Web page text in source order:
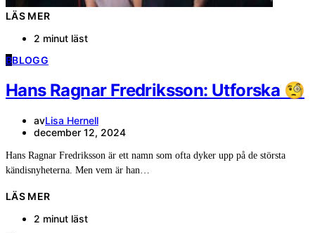
LÄS MER
2 minut läst
BBLOGG
Hans Ragnar Fredriksson: Utforska 🧐
avLisa Hernell
december 12, 2024
Hans Ragnar Fredriksson är ett namn som ofta dyker upp på de största
kändisnyheterna. Men vem är han…
LÄS MER
2 minut läst